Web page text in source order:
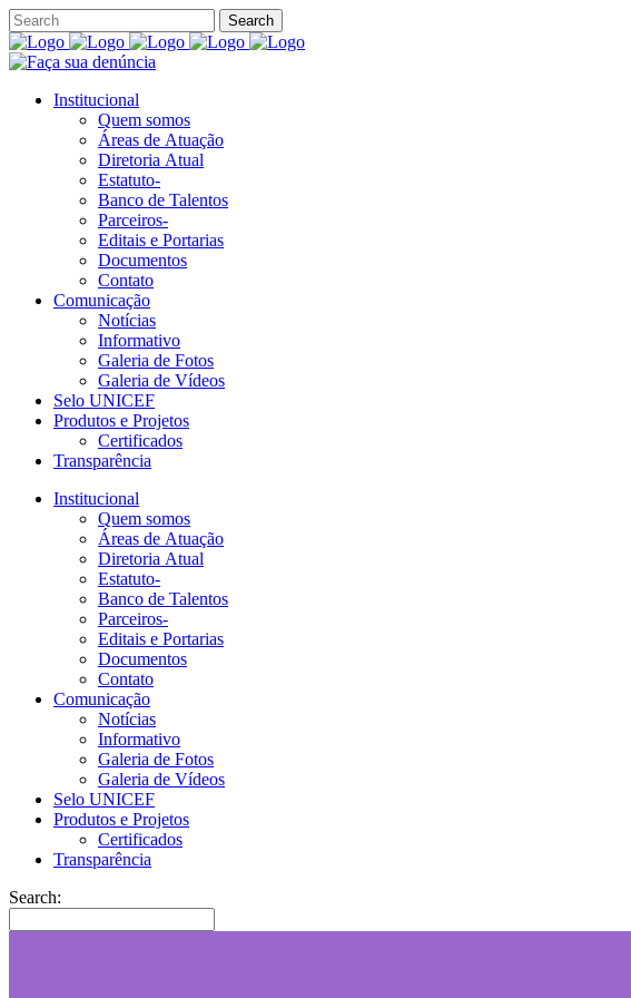
Institucional
Quem somos
Áreas de Atuação
Diretoria Atual
Estatuto-
Banco de Talentos
Parceiros-
Editais e Portarias
Documentos
Contato
Comunicação
Notícias
Informativo
Galeria de Fotos
Galeria de Vídeos
Selo UNICEF
Produtos e Projetos
Certificados
Transparência
Institucional
Quem somos
Áreas de Atuação
Diretoria Atual
Estatuto-
Banco de Talentos
Parceiros-
Editais e Portarias
Documentos
Contato
Comunicação
Notícias
Informativo
Galeria de Fotos
Galeria de Vídeos
Selo UNICEF
Produtos e Projetos
Certificados
Transparência
Search: